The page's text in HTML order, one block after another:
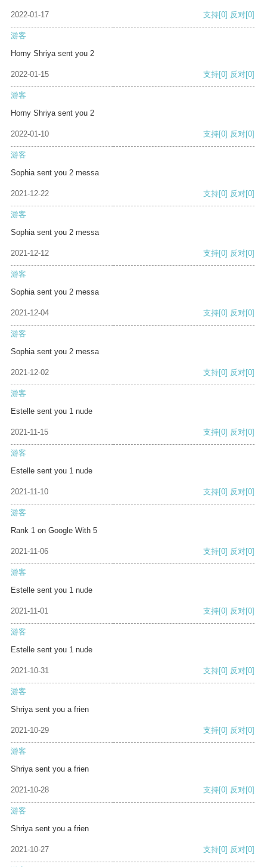
2022-01-17 支持[0] 反对[0]
游客
Horny Shriya sent you 2
2022-01-15 支持[0] 反对[0]
游客
Horny Shriya sent you 2
2022-01-10 支持[0] 反对[0]
游客
Sophia sent you 2 messa
2021-12-22 支持[0] 反对[0]
游客
Sophia sent you 2 messa
2021-12-12 支持[0] 反对[0]
游客
Sophia sent you 2 messa
2021-12-04 支持[0] 反对[0]
游客
Sophia sent you 2 messa
2021-12-02 支持[0] 反对[0]
游客
Estelle sent you 1 nude
2021-11-15 支持[0] 反对[0]
游客
Estelle sent you 1 nude
2021-11-10 支持[0] 反对[0]
游客
Rank 1 on Google With 5
2021-11-06 支持[0] 反对[0]
游客
Estelle sent you 1 nude
2021-11-01 支持[0] 反对[0]
游客
Estelle sent you 1 nude
2021-10-31 支持[0] 反对[0]
游客
Shriya sent you a frien
2021-10-29 支持[0] 反对[0]
游客
Shriya sent you a frien
2021-10-28 支持[0] 反对[0]
游客
Shriya sent you a frien
2021-10-27 支持[0] 反对[0]